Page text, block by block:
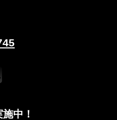
中！